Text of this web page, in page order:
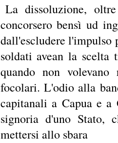
La dissoluzione,
concorsero bensì ud
dall'escludere
soldati avean la scelta
quando non
focolari. L'odio alla
capitanali a Capua e
signoria d'uno Stato,
mettersi allo sbara